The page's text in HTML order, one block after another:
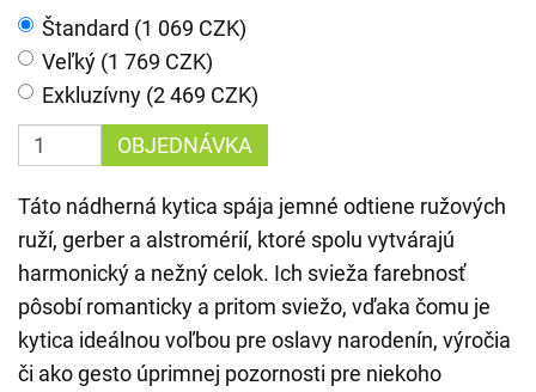
Štandard (1 069 CZK)
Veľký (1 769 CZK)
Exkluzívny (2 469 CZK)
OBJEDNÁVKA
Táto nádherná kytica spája jemné odtiene ružových
ruží, gerber a alstromérií, ktoré spolu vytvárajú
harmonický a nežný celok. Ich svieža farebnosť
pôsobí romanticky a pritom sviežo, vďaka čomu je
kytica ideálnou voľbou pre oslavy narodenín, výročia
či ako gesto úprimnej pozornosti pre niekoho